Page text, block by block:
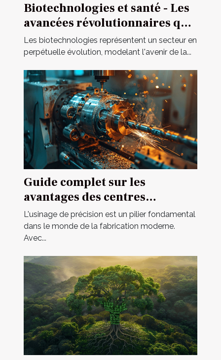
Biotechnologies et santé - Les
avancées révolutionnaires qui
changent la médecine
Les biotechnologies représentent un secteur en
perpétuelle évolution, modelant l'avenir de la...
Guide complet sur les
avantages des centres
d'usinage multi-axes
L'usinage de précision est un pilier fondamental
dans le monde de la fabrication moderne.
Avec...